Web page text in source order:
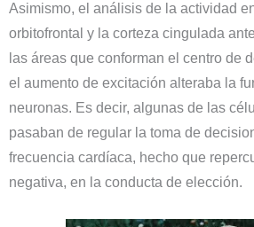
Asimismo, el análisis de la actividad
orbitofrontal y la corteza cingulada
las áreas que conforman el centro de
el aumento de excitación alteraba la
neuronas. Es decir, algunas de las
pasaban de regular la toma de
frecuencia cardíaca, hecho que
negativa, en la conducta de elección.